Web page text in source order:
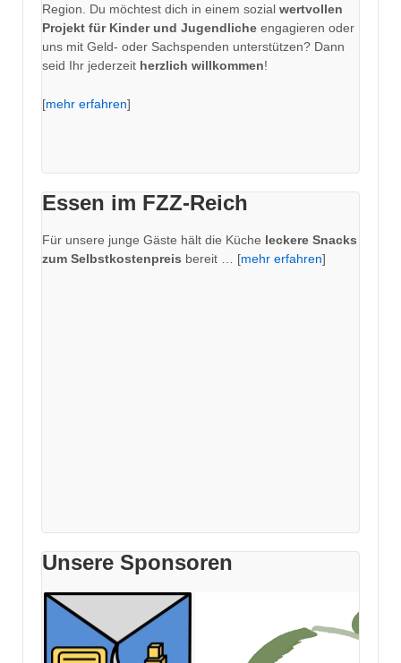
Region. Du möchtest dich in einem sozial wertvollen
Projekt für Kinder und Jugendliche engagieren oder
uns mit Geld- oder Sachspenden unterstützen? Dann
seid Ihr jederzeit herzlich willkommen!
[mehr erfahren]
Essen im FZZ-Reich
Für unsere junge Gäste hält die Küche leckere Snacks
zum Selbstkostenpreis bereit … [mehr erfahren]
Unsere Sponsoren